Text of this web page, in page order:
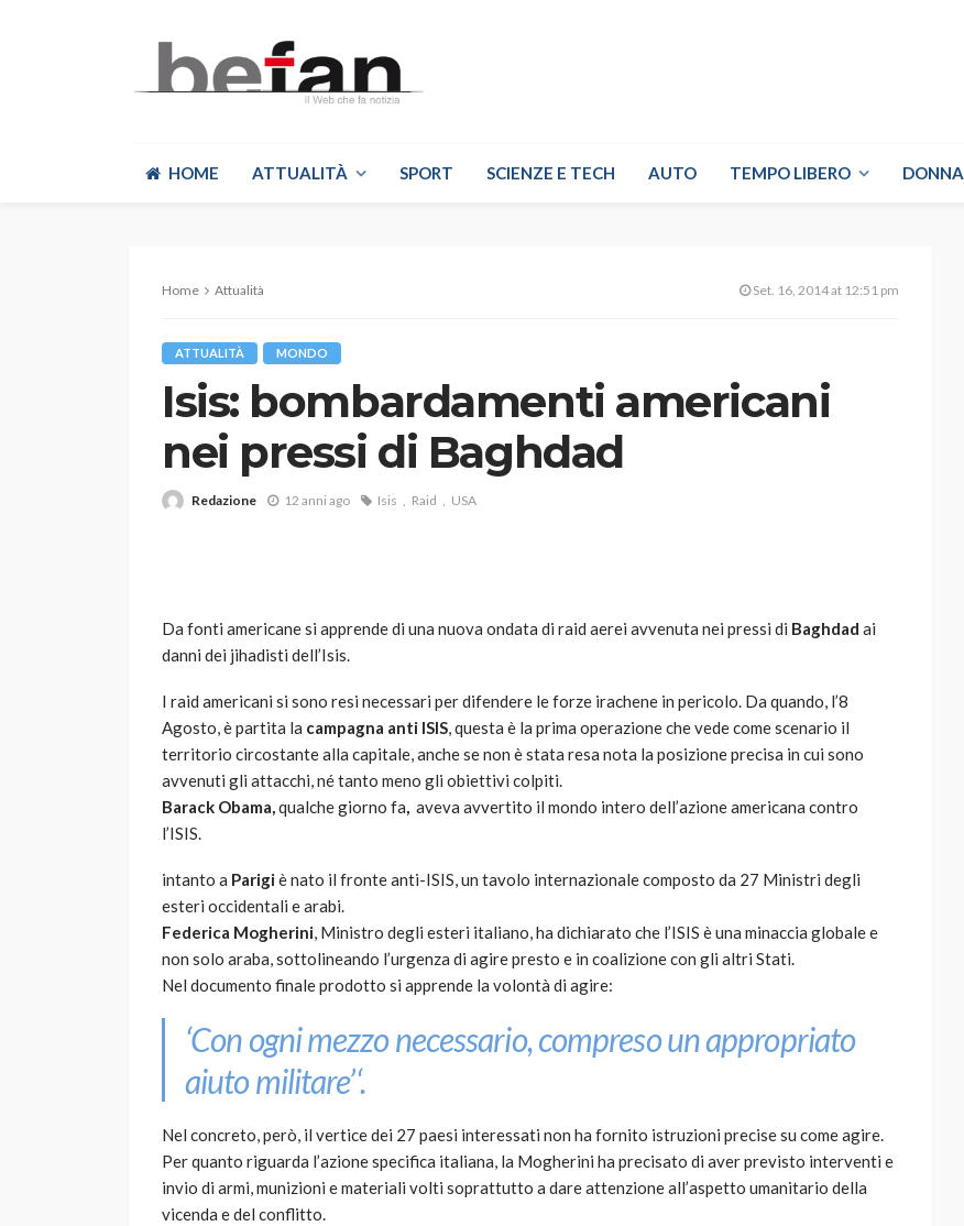
HOME ATTUALITÀ SPORT SCIENZE E TECH AUTO TEMPO LIBERO DONNA
Home Attualità Set. 16, 2014 at 12:51 pm
ATTUALITÀ MONDO
Isis: bombardamenti americani
nei pressi di Baghdad
Redazione 12 anni ago Isis Raid USA
Da fonti americane si apprende di una nuova ondata di raid aerei avvenuta nei pressi di Baghdad ai
danni dei jihadisti dell’Isis.
I raid americani si sono resi necessari per difendere le forze irachene in pericolo. Da quando, l’8
Agosto, è partita la campagna anti ISIS, questa è la prima operazione che vede come scenario il
territorio circostante alla capitale, anche se non è stata resa nota la posizione precisa in cui sono
avvenuti gli attacchi, né tanto meno gli obiettivi colpiti.
Barack Obama,qualche giorno fa, aveva avvertito il mondo intero dell’azione americana contro
l’ISIS.
intanto a Parigiè nato il fronte anti-ISIS, un tavolo internazionale composto da 27 Ministri degli
esteri occidentali e arabi.
Federica Mogherini, Ministro degli esteri italiano, ha dichiarato che l’ISIS è una minaccia globale e
non solo araba, sottolineando l’urgenza di agire presto e in coalizione con gli altri Stati.
Nel documento finale prodotto si apprende la volontà di agire:
‘Con ogni mezzo necessario, compreso un appropriato
aiuto militare’‘.
Nel concreto, però, il vertice dei 27 paesi interessati non ha fornito istruzioni precise su come agire.
Per quanto riguarda l’azione specifica italiana, la Mogherini ha precisato di aver previsto interventi e
invio di armi, munizioni e materiali volti soprattutto a dare attenzione all’aspetto umanitario della
vicenda e del conflitto.
Robot tagliaerba: quale
scegliere per il tuo prato
god 1 anno ago 784
AUTO SPORT
Davis: tennis mondiale e
passione per
l’automobilismo
god 9 mesi ago